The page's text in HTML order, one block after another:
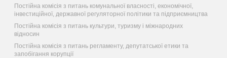
Постійна комісія з питань комунальної власності, економічної,
інвестиційної, державної регуляторної політики та підприємництва
Постійна комісія з питань культури, туризму і міжнародних
відносин
Постійна комісія з питань регламенту, депутатської етики та
запобігання корупції